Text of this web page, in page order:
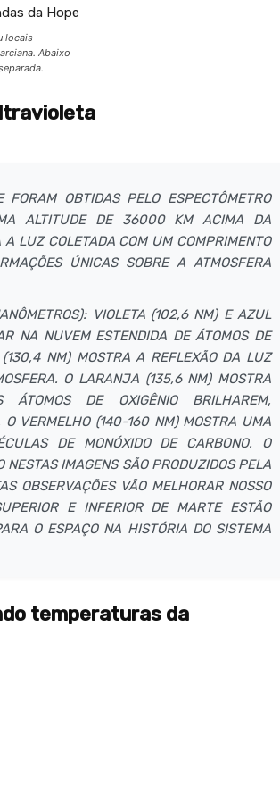
locais
Abaixo
OBTIDAS PELO ESPECTÔMETRO
ALTITUDE DE 36000 KM ACIMA DA
LUZ COLETADA COM UM COMPRIMENTO
ÚNICAS SOBRE A ATMOSFERA
VIOLETA (102,6 NM) E AZUL
NA NUVEM ESTENDIDA DE ÁTOMOS DE
NM) MOSTRA A REFLEXÃO DA LUZ
O LARANJA (135,6 NM) MOSTRA
ÁTOMOS DE OXIGÊNIO BRILHAREM,
VERMELHO (140-160 NM) MOSTRA UMA
DE MONÓXIDO DE CARBONO. O
NESTAS IMAGENS SÃO PRODUZIDOS PELA
OBSERVAÇÕES VÃO MELHORAR NOSSO
E INFERIOR DE MARTE ESTÃO
O ESPAÇO NA HISTÓRIA DO SISTEMA
temperaturas da